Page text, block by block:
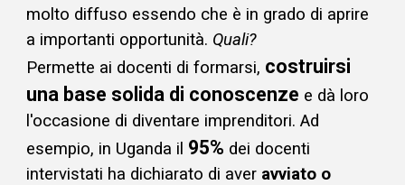
molto diffuso essendo che è in grado di aprire
a importanti opportunità. Quali?
Permette ai docenti di formarsi, costruirsi
una base solida di conoscenze e dà loro
l'occasione di diventare imprenditori. Ad
esempio, in Uganda il 95% dei docenti
intervistati ha dichiarato di aver avviato o